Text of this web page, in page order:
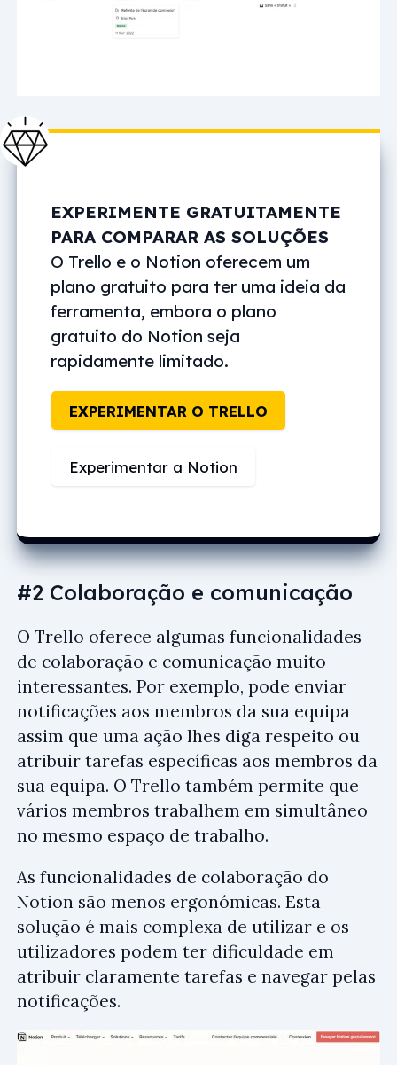
EXPERIMENTE GRATUITAMENTE
PARA COMPARAR AS SOLUÇÕES
O Trello e o Notion oferecem um
plano gratuito para ter uma ideia da
ferramenta, embora o plano
gratuito do Notion seja
rapidamente limitado.
EXPERIMENTAR O TRELLO
Experimentar a Notion
#2 Colaboração e comunicação
O Trello oferece algumas funcionalidades
de colaboração e comunicação muito
interessantes. Por exemplo, pode enviar
notificações aos membros da sua equipa
assim que uma ação lhes diga respeito ou
atribuir tarefas específicas aos membros da
sua equipa. O Trello também permite que
vários membros trabalhem em simultâneo
no mesmo espaço de trabalho.
As funcionalidades de colaboração do
Notion são menos ergonómicas. Esta
solução é mais complexa de utilizar e os
utilizadores podem ter dificuldade em
atribuir claramente tarefas e navegar pelas
notificações.